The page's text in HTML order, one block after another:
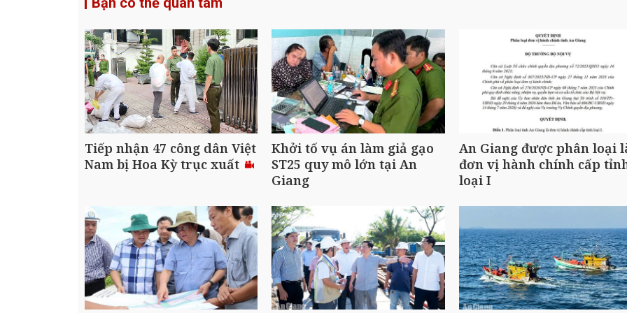
Tiếp nhận 47 công dân Việt
Nam bị Hoa Kỳ trục xuất
Khởi tố vụ án làm giả gạo
ST25 quy mô lớn tại An
Giang
An Giang được phân loại
đơn vị hành chính cấp
loại I